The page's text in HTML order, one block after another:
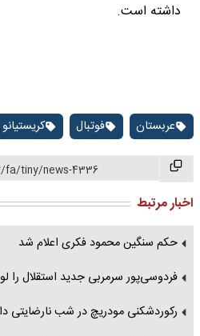
داشته است.
عربستان فوتبال
fa/tiny/news-4336
اخبار مرتبط
حکم سنگین محمود فکری اعلام شد
فردوسی‌پور سرمربی جدید استقلال را
رکوردشکنی مودریچ در شب نارضایتی